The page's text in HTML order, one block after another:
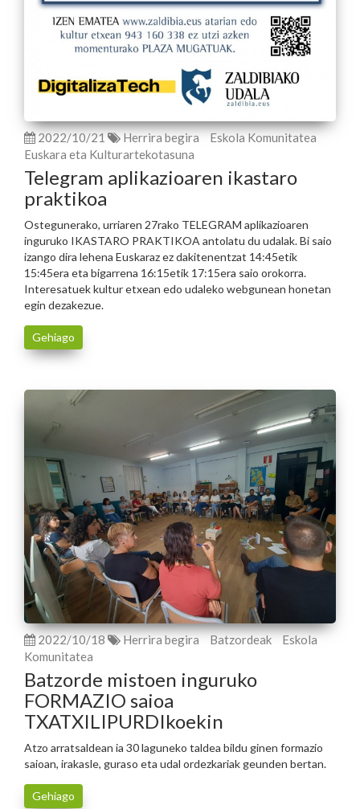
2022/10/21 Herrira begira
Eskola Komunitatea
Euskara eta Kulturartekotasuna
Telegram aplikazioaren ikastaro
praktikoa
Ostegunerako, urriaren 27rako TELEGRAM aplikazioaren
inguruko IKASTARO PRAKTIKOA antolatu du udalak. Bi saio
izango dira lehena Euskaraz ez dakitenentzat 14:45etik
15:45era eta bigarrena 16:15etik 17:15era saio orokorra.
Interesatuek kultur etxean edo udaleko webgunean honetan
egin dezakezue.
Gehiago
2022/10/18 Herrira begira Batzordeak
Eskola
Komunitatea
Batzorde mistoen inguruko
FORMAZIO saioa
TXATXILIPURDIkoekin
Atzo arratsaldean ia 30 laguneko taldea bildu ginen formazio
saioan, irakasle, guraso eta udal ordezkariak geunden bertan.
Gehiago